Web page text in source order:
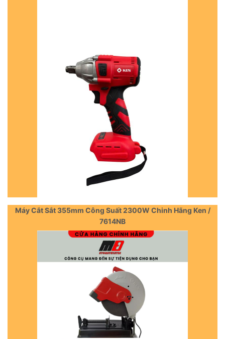
Máy Cắt Sắt 355mm Công Suất 2300W Chinh Hãng Ken /
7614NB